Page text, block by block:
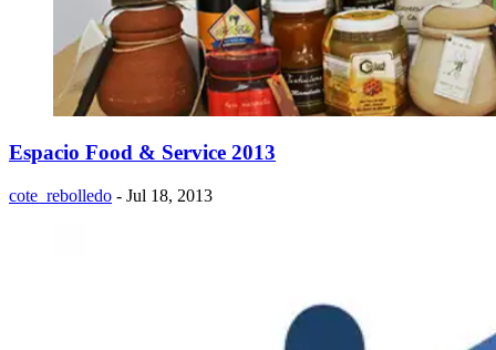
Espacio Food & Service 2013
cote_rebolledo - Jul 18, 2013